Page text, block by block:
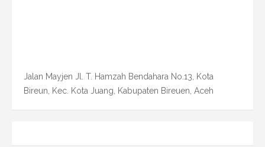
Jalan Mayjen Jl. T. Hamzah Bendahara No.13, Kota
Bireun, Kec. Kota Juang, Kabupaten Bireuen, Aceh